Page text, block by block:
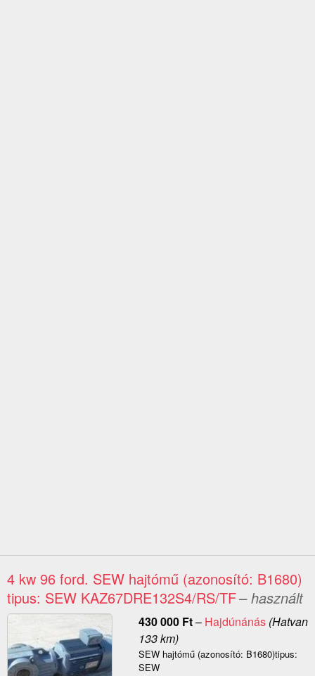
4 kw 96 ford. SEW hajtómű (azonosító: B1680)
tipus: SEW KAZ67DRE132S4/RS/TF– használt
430 000 Ft– Hajdúnánás(Hatvan
133 km)
SEW hajtómű (azonosító: B1680)tipus:
SEW